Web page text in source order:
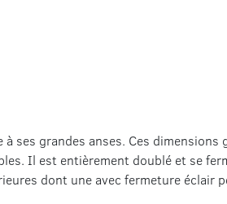
ses grandes anses. Ces dimensions
Il est entièrement doublé et se
dont une avec fermeture éclair